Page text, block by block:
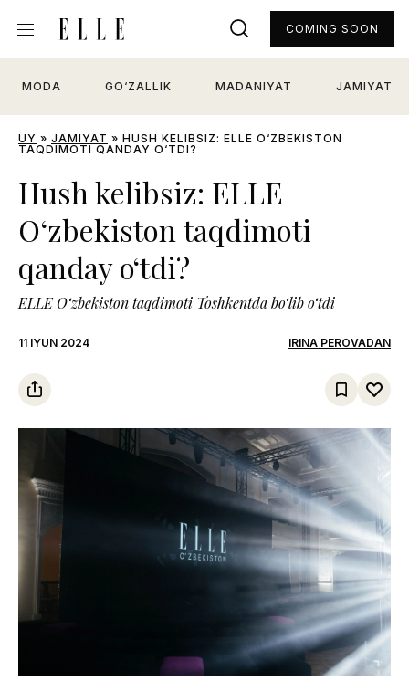
MODA GO‘ZALLIK MADANIYAT JAMIYAT
COMING SOON
UY » JAMIYAT » HUSH KELIBSIZ: ELLE O‘ZBEKISTON
TAQDIMOTI QANDAY O‘TDI?
Hush kelibsiz: ELLE
O‘zbekiston taqdimoti
qanday o‘tdi?
ELLE O‘zbekiston taqdimoti Toshkentda bo‘lib o‘tdi
11 IYUN 2024 IRINA PEROVADAN